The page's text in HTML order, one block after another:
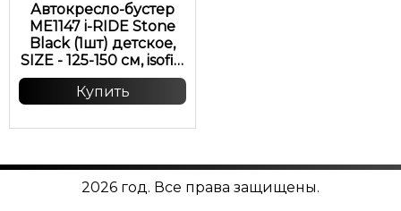
Автокресло-бустер
ME1147 i-RIDE Stone
Black (1шт) детское,
SIZE - 125-150 см, isofix,
подстаканик
Купить
2026 год. Все права защищены.